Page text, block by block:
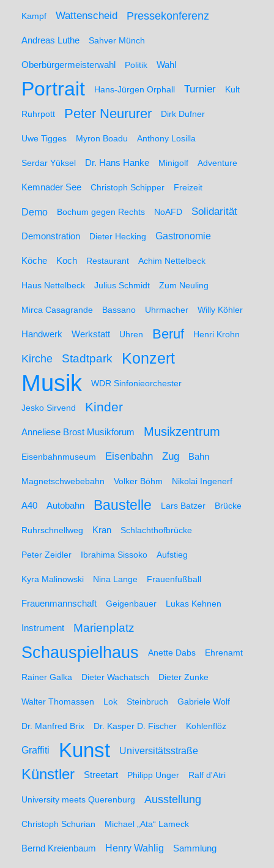
Kampf Wattenscheid Pressekonferenz
Andreas Luthe Sahver Münch
Oberbürgermeisterwahl Politik Wahl
Portrait Hans-Jürgen Orphall Turnier Kult
Ruhrpott Peter Neururer Dirk Dufner
Uwe Tigges Myron Boadu Anthony Losilla
Serdar Yüksel Dr. Hans Hanke Minigolf Adventure
Kemnader See Christoph Schipper Freizeit
Demo Bochum gegen Rechts NoAFD Solidarität
Demonstration Dieter Hecking Gastronomie
Köche Koch Restaurant Achim Nettelbeck
Haus Nettelbeck Julius Schmidt Zum Neuling
Mirca Casagrande Bassano Uhrmacher Willy Köhler
Handwerk Werkstatt Uhren Beruf Henri Krohn
Kirche Stadtpark Konzert
Musik WDR Sinfonieorchester
Jesko Sirvend Kinder
Anneliese Brost Musikforum Musikzentrum
Eisenbahnmuseum Eisenbahn Zug Bahn
Magnetschwebebahn Volker Böhm Nikolai Ingenerf
A40 Autobahn Baustelle Lars Batzer Brücke
Ruhrschnellweg Kran Schlachthofbrücke
Peter Zeidler Ibrahima Sissoko Aufstieg
Kyra Malinowski Nina Lange Frauenfußball
Frauenmannschaft Geigenbauer Lukas Kehnen
Instrument Marienplatz
Schauspielhaus Anette Dabs Ehrenamt
Rainer Galka Dieter Wachatsch Dieter Zunke
Walter Thomassen Lok Steinbruch Gabriele Wolf
Dr. Manfred Brix Dr. Kasper D. Fischer Kohlenflöz
Graffiti Kunst Universitätsstraße
Künstler Streetart Philipp Unger Ralf d'Atri
University meets Querenburg Ausstellung
Christoph Schurian Michael „Ata“ Lameck
Bernd Kreienbaum Henry Wahlig Sammlung